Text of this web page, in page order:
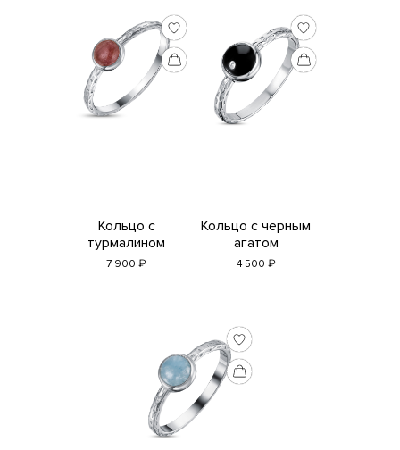
Кольцо с
турмалином
7 900 ₽
Кольцо с черным
агатом
4 500 ₽